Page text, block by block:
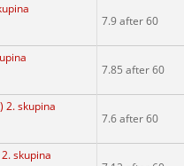
7.9 after 60
7.85 after 60
2. skupina
7.6 after 60
skupina